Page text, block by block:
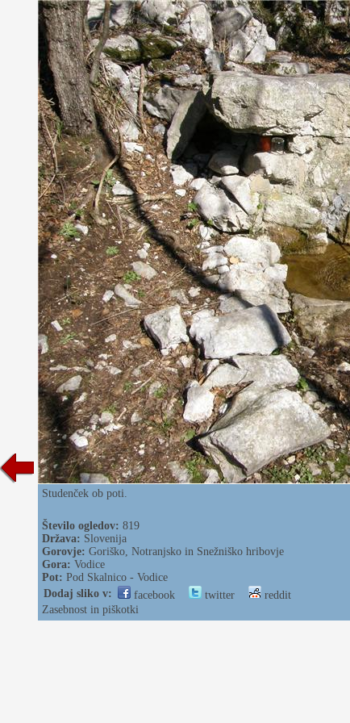
Studenček ob poti.
Število ogledov: 819
Država: Slovenija
Gorovje: Goriško, Notranjsko in Snežniško hribovje
Gora: Vodice
Pot: Pod Skalnico - Vodice
Dodaj sliko v:
facebook twitter
reddit
Zasebnost in piškotki